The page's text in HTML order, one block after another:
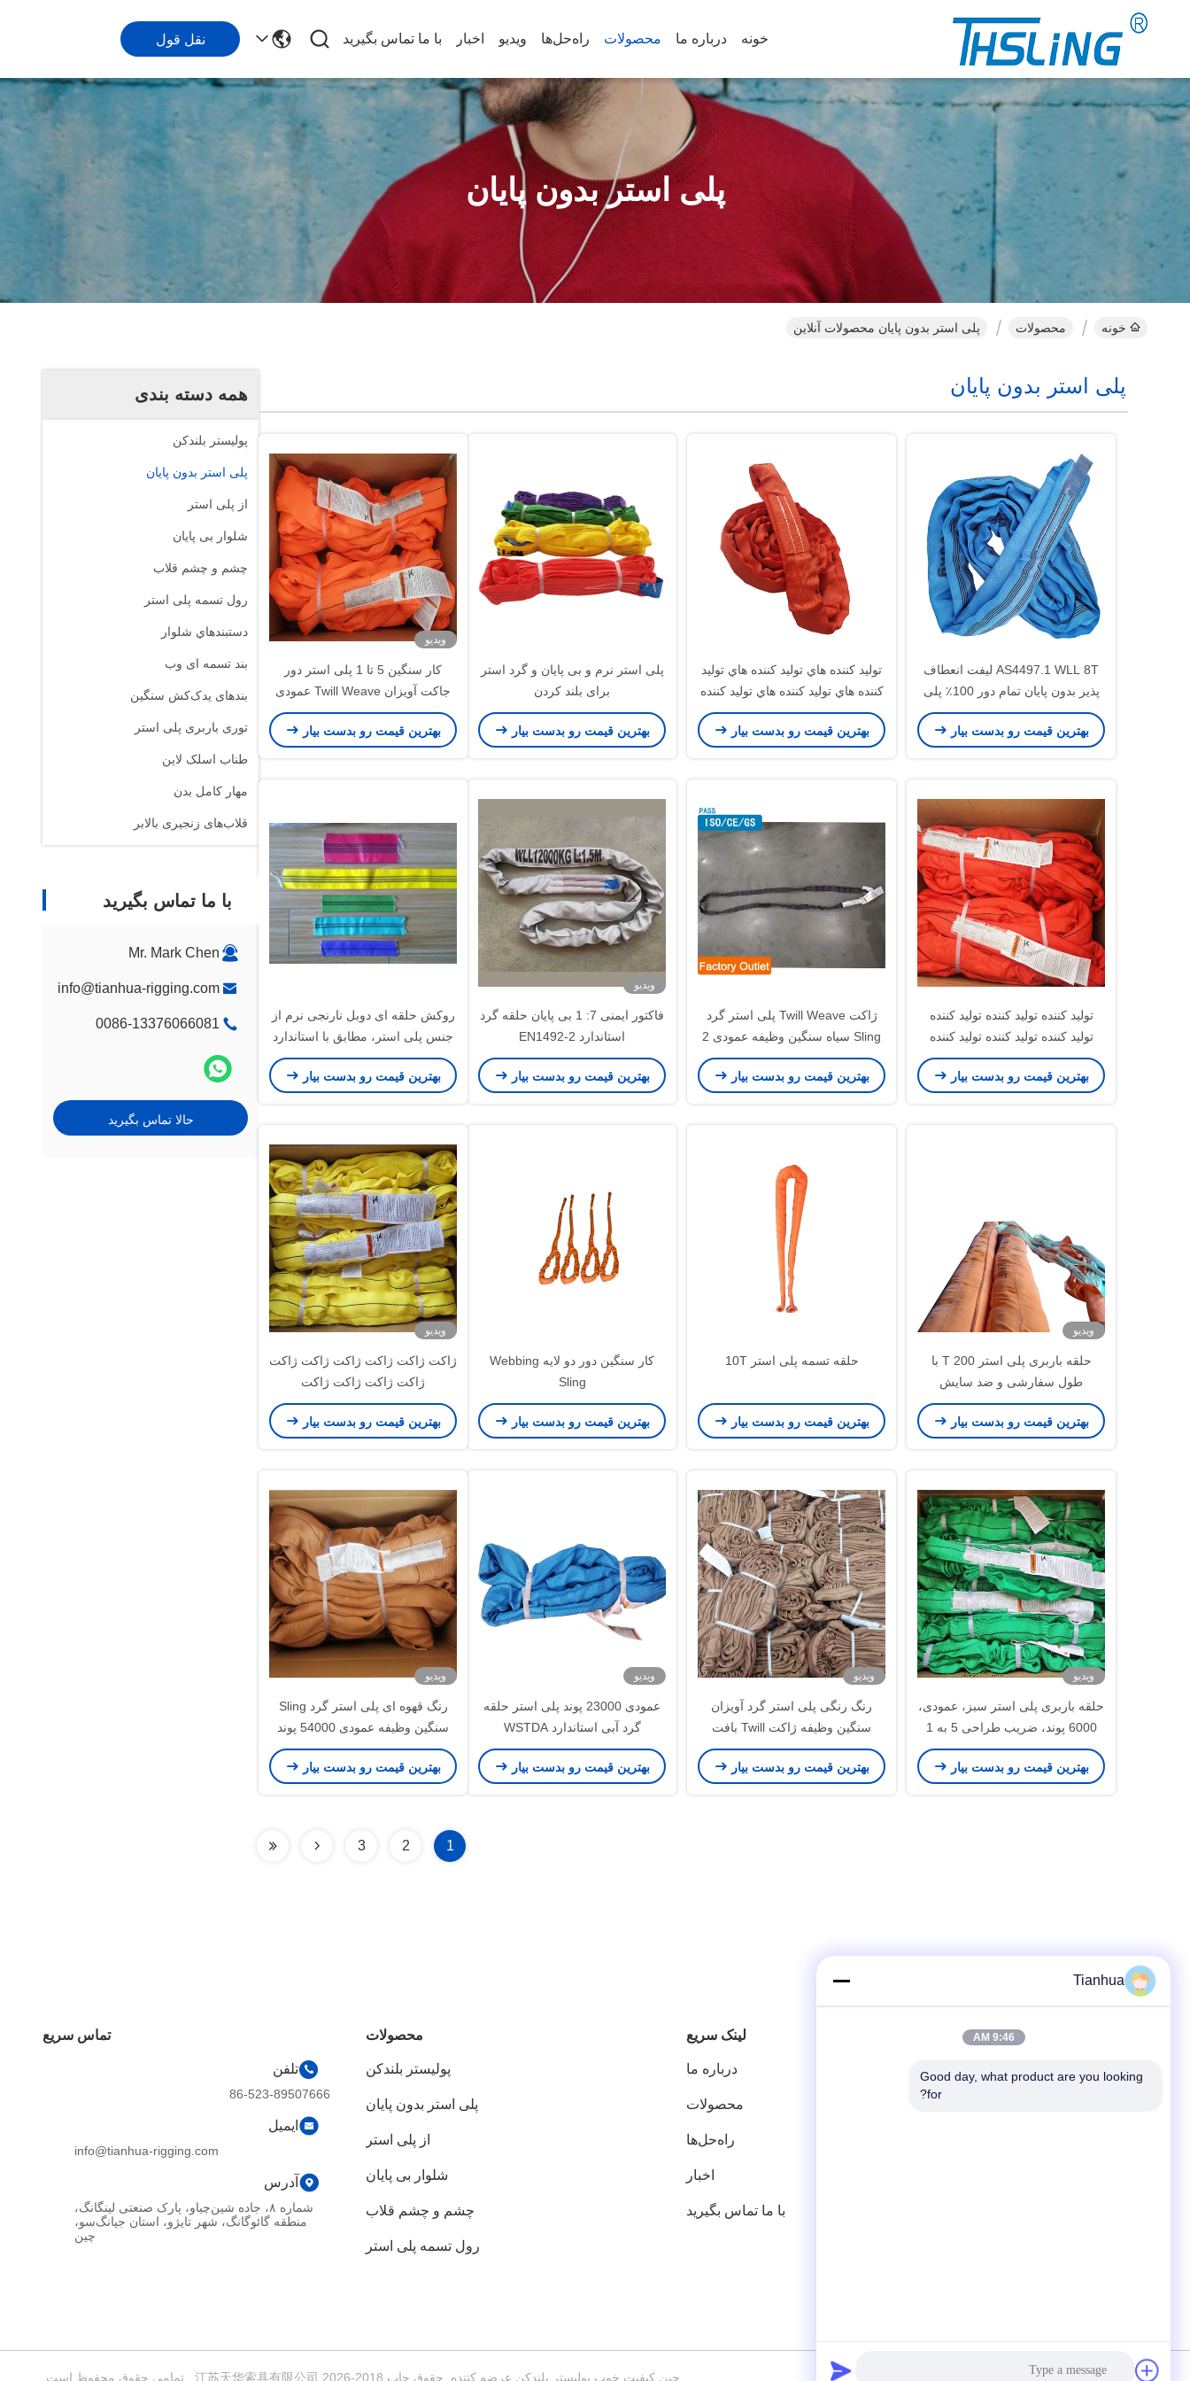
خونه درباره ما محصولات راه‌حل‌ها ویدیو اخبار با ما تماس بگیرید نقل قول
پلی استر بدون پایان
خونه محصولات پلی استر بدون پایان محصولات آنلاین
همه دسته بندی
پوليستر بلندکن
پلی استر بدون پایان
از پلی استر
شلوار بی پایان
چشم و چشم قلاب
رول تسمه پلی استر
دستبندهاي شلوار
بند تسمه ای وب
بندهای یدک‌کش سنگین
توری باربری پلی استر
طناب اسلک لاین
مهار کامل بدن
قلاب‌های زنجیری بالابر
با ما تماس بگیرید
Mr. Mark Chen
info@tianhua-rigging.com
0086-13376066081
حالا تماس بگیرید
پلی استر بدون پایان
AS4497.1 WLL 8T لیفت انعطاف
پذیر بدون پایان تمام دور 100٪ پلی
استر
بهترین قیمت رو بدست بیار
توليد کننده هاي توليد کننده هاي توليد
کننده هاي توليد کننده هاي توليد کننده
هاي توليد کننده هاي توليد کننده هاي
توليد کننده هاي توليد کننده هاي توليد
کننده هاي توليد کننده هاي توليد کننده
هاي توليد کننده هاي توليد کننده هاي
توليد کننده هاي توليد کننده
بهترین قیمت رو بدست بیار
پلی استر نرم و بی پایان و گرد استر
برای بلند کردن
بهترین قیمت رو بدست بیار
ویدیو
کار سنگین 5 تا 1 پلی استر دور
جاکت آویزان Twill Weave عمودی
17000 پوند
بهترین قیمت رو بدست بیار
توليد کننده توليد کننده توليد کننده
توليد کننده توليد کننده توليد کننده
توليد کننده توليد کننده توليد کننده
توليد کننده توليد کننده توليد کننده
توليد کننده توليد کننده توليد کننده
توليد کننده توليد کننده توليد کننده
توليد کننده توليد کننده توليد کننده
توليد کننده توليد کننده توليد کن
بهترین قیمت رو بدست بیار
ژاکت Twill Weave پلی استر گرد
Sling سیاه سنگین وظیفه عمودی 2
تن
بهترین قیمت رو بدست بیار
ویدیو
فاکتور ایمنی 7: 1 بی پایان حلقه گرد
استاندارد EN1492-2
بهترین قیمت رو بدست بیار
روکش حلقه ای دوبل نارنجی نرم از
جنس پلی استر، مطابق با استاندارد
EN1492-2، برای اسلینگ
بهترین قیمت رو بدست بیار
ویدیو
حلقه باربری پلی استر 200 T با
طول سفارشی و ضد سایش
بهترین قیمت رو بدست بیار
حلقه تسمه پلی استر 10T
بهترین قیمت رو بدست بیار
کار سنگین دور دو لایه Webbing
Sling
بهترین قیمت رو بدست بیار
ویدیو
ژاکت ژاکت ژاکت ژاکت ژاکت ژاکت
ژاکت ژاکت ژاکت ژاکت
بهترین قیمت رو بدست بیار
ویدیو
حلقه باربری پلی استر سبز، عمودی،
6000 پوند، ضریب طراحی 5 به 1
بهترین قیمت رو بدست بیار
ویدیو
رنگ رنگی پلی استر گرد آویزان
سنگین وظیفه ژاکت Twill بافت
الگوی عمودی 6 تن
بهترین قیمت رو بدست بیار
ویدیو
عمودی 23000 پوند پلی استر حلقه
گرد آبی استاندارد WSTDA
بهترین قیمت رو بدست بیار
ویدیو
رنگ قهوه ای پلی استر گرد Sling
سنگین وظیفه عمودی 54000 پوند
بهترین قیمت رو بدست بیار
1
2
3
لینک سریع
درباره ما
محصولات
راه‌حل‌ها
اخبار
با ما تماس بگیرید
محصولات
پوليستر بلندکن
پلی استر بدون پایان
از پلی استر
شلوار بی پایان
چشم و چشم قلاب
رول تسمه پلی استر
تماس سریع
تلفن
86-523-89507666
ایمیل
info@tianhua-rigging.com
آدرس
شماره ۸، جاده شین‌چیاو، پارک صنعتی لینگانگ،
منطقه گائوگانگ، شهر تایژو، استان جیانگ‌سو،
چین
سیاست حفظ حریم خصوصی چین کیفیت خوب پوليستر بلندکن عرضه کننده. حقوق چاپ 2018-2026 江苏天华索具有限公司 . تمامی حقوق محفوظ است.
Tianhua
9:46 AM
Good day, what product are you looking
for?